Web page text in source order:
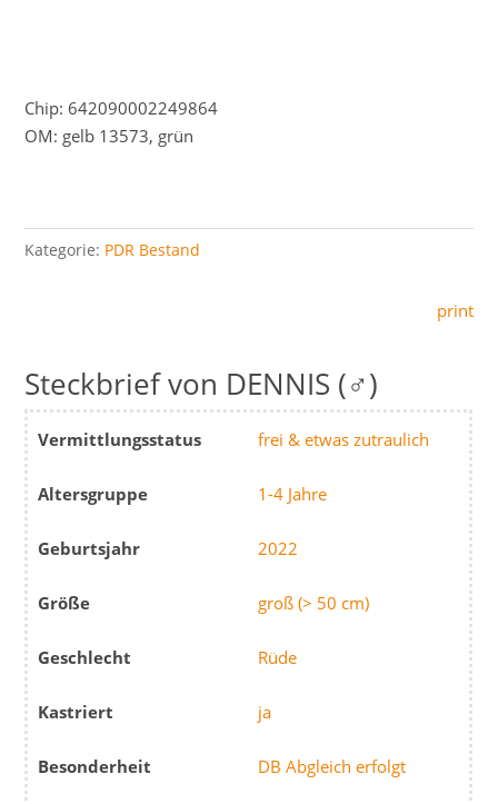
Chip: 642090002249864
OM: gelb 13573, grün
Kategorie: PDR Bestand
print
DENNIS (♂)
Vermittlungsstatus frei & etwas zutraulich
Altersgruppe 1-4 Jahre
Geburtsjahr 2022
Größe groß (> 50 cm)
Geschlecht Rüde
Kastriert ja
Besonderheit DB Abgleich erfolgt